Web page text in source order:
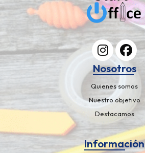
Nosotros
Quienes somos
Nuestro objetivo
Destacamos
Información